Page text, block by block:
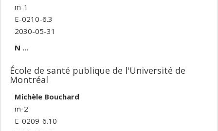
m-1
E-0210-6.3
2030-05-31
N ...
École de santé publique de l'Université de
Montréal
Michèle Bouchard
m-2
E-0209-6.10